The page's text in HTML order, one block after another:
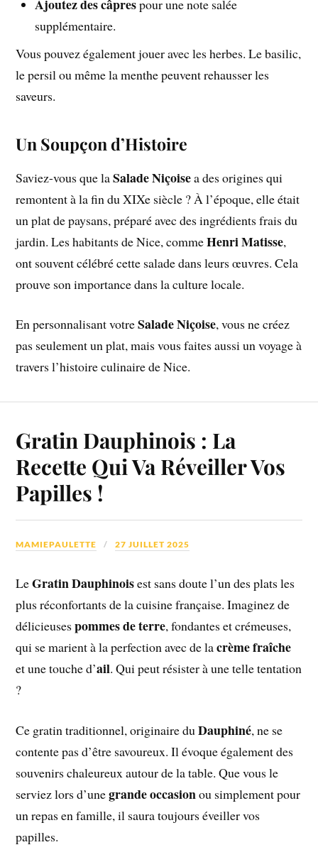
Ajoutez des câprespour une note salée
supplémentaire.
Vous pouvez également jouer avec les herbes. Le basilic,
le persil ou même la menthe peuvent rehausser les
saveurs.
Un Soupçon d’Histoire
Saviez-vous que laSalade Niçoisea des origines qui
remontent à la fin du XIXe siècle ? À l’époque, elle était
un plat de paysans, préparé avec des ingrédients frais du
jardin. Les habitants de Nice, commeHenri Matisse,
ont souvent célébré cette salade dans leurs œuvres. Cela
prouve son importance dans la culture locale.
En personnalisant votreSalade Niçoise, vous ne créez
pas seulement un plat, mais vous faites aussi un voyage à
travers l’histoire culinaire de Nice.
Gratin Dauphinois : La
Recette Qui Va Réveiller Vos
Papilles !
MAMIEPAULETTE 27 JUILLET 2025
LeGratin Dauphinoisest sans doute l’un des plats les
plus réconfortants de la cuisine française. Imaginez de
délicieusespommes de terre, fondantes et crémeuses,
qui se marient à la perfection avec de lacrème fraîche
et une touche d’ail. Qui peut résister à une telle tentation
?
Ce gratin traditionnel, originaire duDauphiné, ne se
contente pas d’être savoureux. Il évoque également des
souvenirs chaleureux autour de la table. Que vous le
serviez lors d’unegrande occasionou simplement pour
un repas en famille, il saura toujours éveiller vos
papilles.